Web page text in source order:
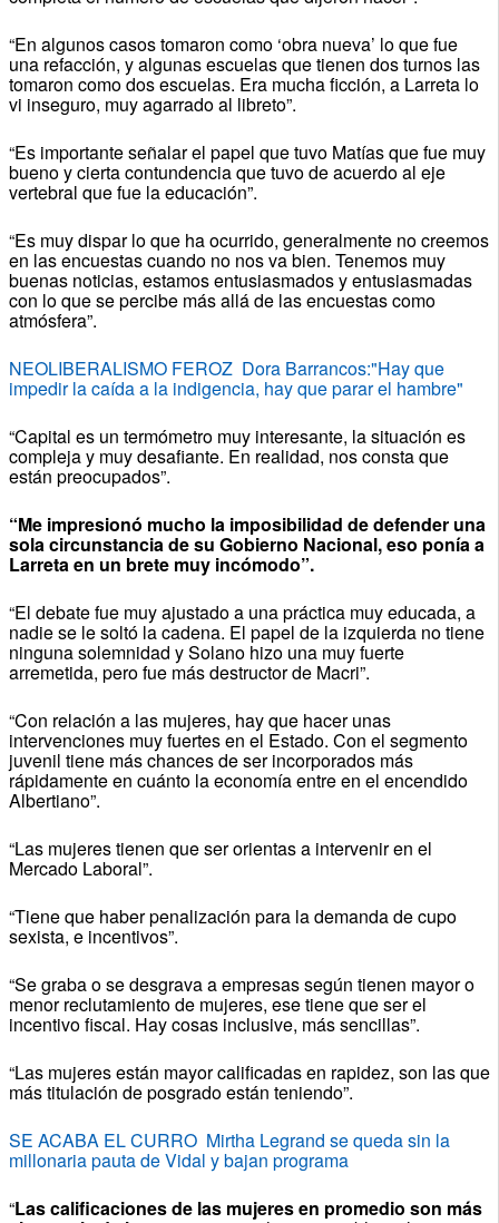
“En algunos casos tomaron como ‘obra nueva’ lo que fue
una refacción, y algunas escuelas que tienen dos turnos las
tomaron como dos escuelas. Era mucha ficción, a Larreta lo
vi inseguro, muy agarrado al libreto”.
“Es importante señalar el papel que tuvo Matías que fue muy
bueno y cierta contundencia que tuvo de acuerdo al eje
vertebral que fue la educación”.
“Es muy dispar lo que ha ocurrido, generalmente no creemos
en las encuestas cuando no nos va bien. Tenemos muy
buenas noticias, estamos entusiasmados y entusiasmadas
con lo que se percibe más allá de las encuestas como
atmósfera”.
NEOLIBERALISMO FEROZ Dora Barrancos:"Hay que
impedir la caída a la indigencia, hay que parar el hambre"
“Capital es un termómetro muy interesante, la situación es
compleja y muy desafiante. En realidad, nos consta que
están preocupados”.
“Me impresionó mucho la imposibilidad de defender una
sola circunstancia de su Gobierno Nacional, eso ponía a
Larreta en un brete muy incómodo”.
“El debate fue muy ajustado a una práctica muy educada, a
nadie se le soltó la cadena. El papel de la izquierda no tiene
ninguna solemnidad y Solano hizo una muy fuerte
arremetida, pero fue más destructor de Macri”.
“Con relación a las mujeres, hay que hacer unas
intervenciones muy fuertes en el Estado. Con el segmento
juvenil tiene más chances de ser incorporados más
rápidamente en cuánto la economía entre en el encendido
Albertiano”.
“Las mujeres tienen que ser orientas a intervenir en el
Mercado Laboral”.
“Tiene que haber penalización para la demanda de cupo
sexista, e incentivos”.
“Se graba o se desgrava a empresas según tienen mayor o
menor reclutamiento de mujeres, ese tiene que ser el
incentivo fiscal. Hay cosas inclusive, más sencillas”.
“Las mujeres están mayor calificadas en rapidez, son las que
más titulación de posgrado están teniendo”.
SE ACABA EL CURRO Mirtha Legrand se queda sin la
millonaria pauta de Vidal y bajan programa
“Las calificaciones de las mujeres en promedio son más